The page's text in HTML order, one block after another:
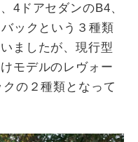
4ドアセダンのB4、
ックという３種類
ましたが、現行型
モデルのレヴォー
の２種類となって